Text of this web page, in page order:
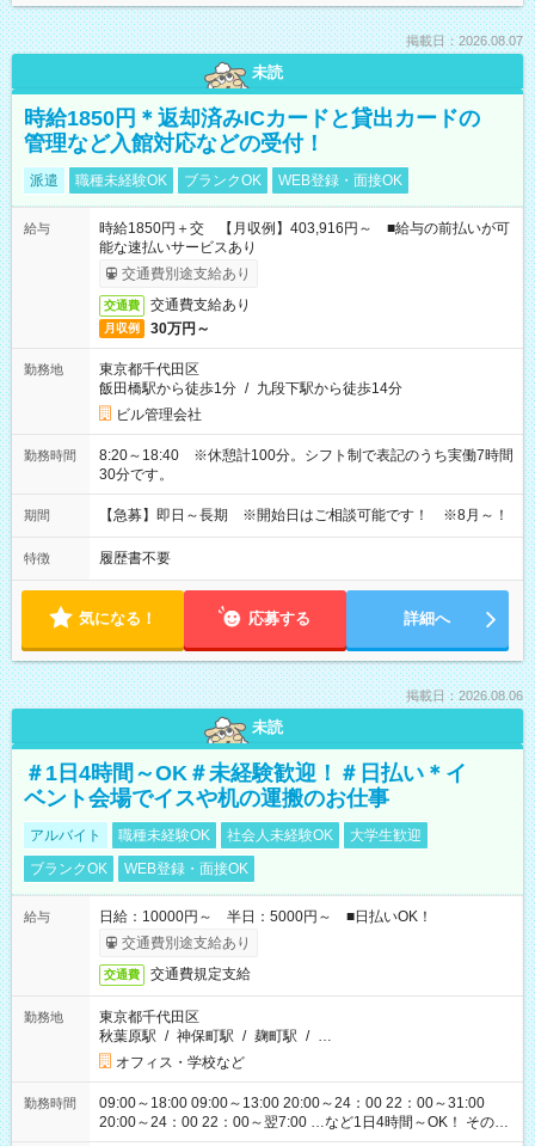
掲載日：2026.08.07
未読
時給1850円＊返却済みICカードと貸出カードの
管理など入館対応などの受付！
派遣 職種未経験OK ブランクOK WEB登録・面接OK
給与
時給1850円＋交 【月収例】403,916円～ ■給与の前払いが可
能な速払いサービスあり
交通費別途支給あり
交通費 交通費支給あり
月収例 30万円～
勤務地
東京都千代田区
飯田橋駅から徒歩1分 / 九段下駅から徒歩14分
ビル管理会社
勤務時間
8:20～18:40 ※休憩計100分。シフト制で表記のうち実働7時間
30分です。
期間 【急募】即日～長期 ※開始日はご相談可能です！ ※8月～！
特徴 履歴書不要
気になる！ 応募する 詳細へ
掲載日：2026.08.06
未読
＃1日4時間～OK＃未経験歓迎！＃日払い＊イ
ベント会場でイスや机の運搬のお仕事
アルバイト 職種未経験OK 社会人未経験OK
大学生歓迎
ブランクOK
WEB登録・面接OK
給与
日給：10000円～ 半日：5000円～ ■日払いOK！
交通費別途支給あり
交通費 交通費規定支給
勤務地
東京都千代田区
秋葉原駅 / 神保町駅 / 麹町駅 / …
オフィス・学校など
勤務時間
09:00～18:00 09:00～13:00 20:00～24：00 22：00～31:00
20:00～24：00 22：00～翌7:00 …など1日4時間～OK！ その他
シフトもございます！ お気軽にご相談ください！